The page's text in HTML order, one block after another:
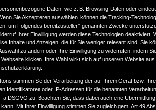
Daten, wie z. B. Browsing-Daten oder
Sie Akzeptieren auswählen, können die Tracking-
um Folgendes bereitzustellen“ genannten Zwecke
Ihrer Einwilligung werden diese Technologien deaktiviert.
Inhalte und Anzeigen, die für Sie weniger relevant sind. Sie
zu ändern oder Ihre Einwilligung zu widerrufen, indem
klicken. Ihre Wahl wirkt sich auf unsere/n Website
stimmen Sie der Verarbeitung der auf Ihrem Gerät bzw.
Identifikatoren oder IP-Adressen für die benannten
a DSGVO zu. Beachten Sie, dass dabei auch eine Übermittlung
Mit Ihrer Einwilligung stimmen Sie zugleich gem. Art.49